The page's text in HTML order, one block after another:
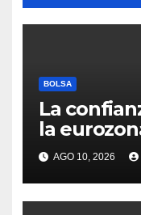
BOLSA
La
la
mes y se
agosto
AGO 10, 2026